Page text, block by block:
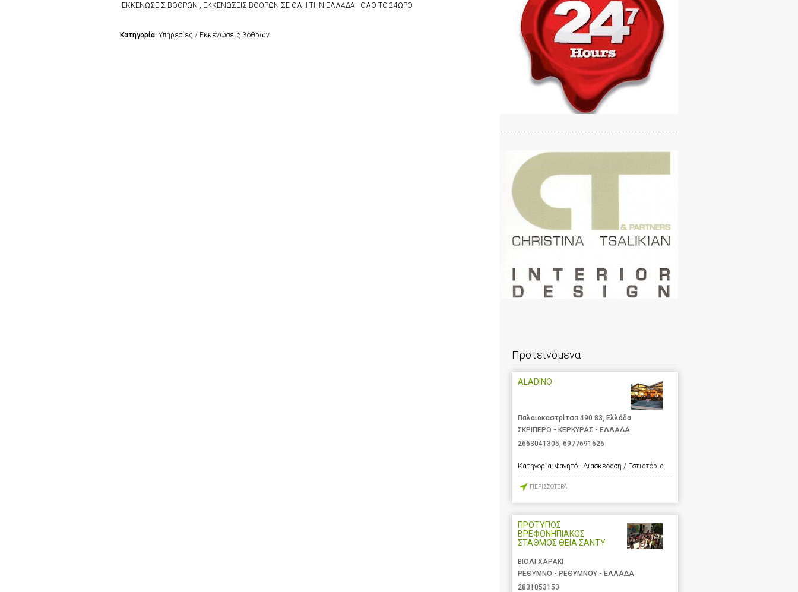
ΕΚΚΕΝΩΣΕΙΣ ΒΟΘΡΩΝ , ΕΚΚΕΝΩΣΕΙΣ ΒΟΘΡΩΝ ΣΕ ΟΛΗ ΤΗΝ ΕΛΛΑΔΑ - ΟΛΟ ΤΟ 24ΩΡΟ
Κατηγορία: Υπηρεσίες / Εκκενώσεις βόθρων
Προτεινόμενα
ALADINO
Παλαιοκαστρίτσα 490 83, Ελλάδα
ΣΚΡΙΠΕΡΟ - ΚΕΡΚΥΡΑΣ - ΕΛΛΑΔΑ
2663041305 6977691626
Κατηγορία: Φαγητό - Διασκέδαση / Εστιατόρια
ΠΕΡΙΣΣΟΤΕΡΑ
ΠΡΟΤΥΠΟΣ
ΒΡΕΦΟΝΗΠΙΑΚΟΣ
ΣΤΑΘΜΟΣ ΘΕΙΑ ΣΑΝΤΥ
ΒΙΟΛΙ ΧΑΡΑΚΙ
ΡΕΘΥΜΝΟ - ΡΕΘΥΜΝΟΥ - ΕΛΛΑΔΑ
2831053153